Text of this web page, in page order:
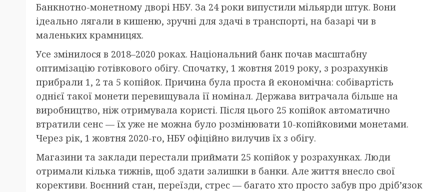
Банкнотно-монетному дворі НБУ. За 24 роки випустили мільярди штук. Вони
ідеально лягали в кишеню, зручні для здачі в транспорті, на базарі чи в
маленьких крамницях.
Усе змінилося в 2018–2020 роках. Національний банк почав масштабну
оптимізацію готівкового обігу. Спочатку, 1 жовтня 2019 року, з розрахунків
прибрали 1, 2 та 5 копійок. Причина була проста й економічна: собівартість
однієї такої монети перевищувала її номінал. Держава витрачала більше на
виробництво, ніж отримувала користі. Після цього 25 копійок автоматично
втратили сенс — їх уже не можна було розмінювати 10-копійковими монетами.
Через рік, 1 жовтня 2020-го, НБУ офіційно вилучив їх з обігу.
Магазини та заклади перестали приймати 25 копійок у розрахунках. Люди
отримали кілька тижнів, щоб здати залишки в банки. Але життя внесло свої
корективи. Воєнний стан, переїзди, стрес — багато хто просто забув про дріб’язок